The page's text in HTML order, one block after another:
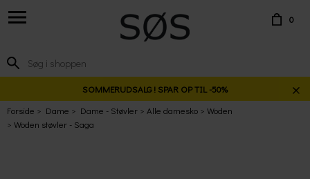
0
SOMMERUDSALG ! SPAR OP TIL -50%
Forside
Dame Dame - Støvler Alle damesko
Woden
Woden støvler - Saga